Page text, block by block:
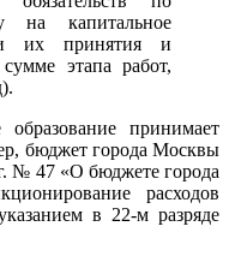
на капитальное
их принятия и
этапа работ,
принимает
бюджет города Москвы
№ 47 «О бюджете города
расходов
в 22-м разряде